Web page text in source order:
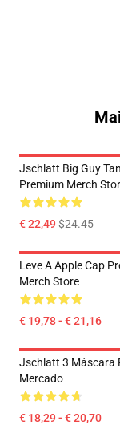
Jschlatt Big Guy
Premium Merch
€ 22,49$24.45
Leve A Apple Cap
Merch Store
€ 19,78 - € 21,16
Jschlatt 3 Máscara
Mercado
€ 18,29 - € 20,70